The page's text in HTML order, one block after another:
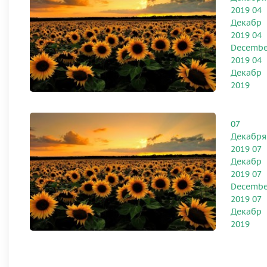
201904
Декабр
201904
201904
Декабр
2019
07
Декабря
201907
Декабр
201907
201907
Декабр
2019